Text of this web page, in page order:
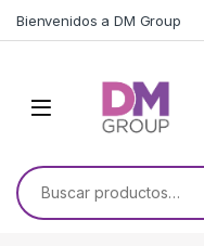
Bienvenidos a DM Group
Buscar por: